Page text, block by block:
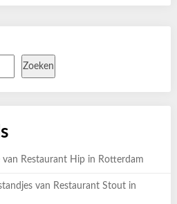
Zoeken
Restaurant Hip in Rotterdam
van Restaurant Stout in